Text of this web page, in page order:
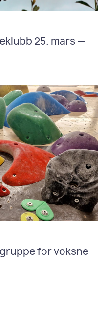
25. mars —
for voksne